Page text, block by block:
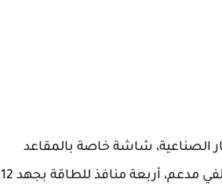
الصناعية، شاشة خاصة بالمقاعد
الخلفية قياس 8 بوصة، خاصية المفتاح الذكي، فتحة في السقف، ، باب خلفي مدعم، أربعة منافذ للطاقة بجهد 12